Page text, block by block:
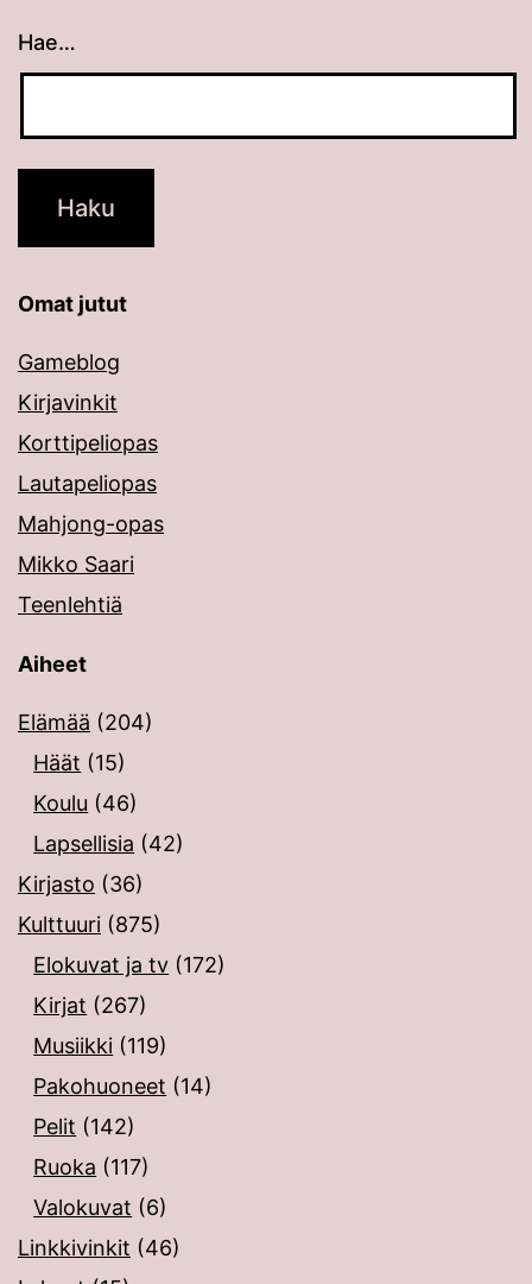
Hae…
Kun tuloksia tulee, voit selata niitä
Omat jutut
Gameblog
Kirjavinkit
Korttipeliopas
Lautapeliopas
Mahjong-opas
Mikko Saari
Teenlehtiä
Aiheet
Elämää (204)
Häät (15)
Koulu (46)
Lapsellisia (42)
Kirjasto (36)
Kulttuuri (875)
Elokuvat ja tv (172)
Kirjat (267)
Musiikki (119)
Pakohuoneet (14)
Pelit (142)
Ruoka (117)
Valokuvat (6)
Linkkivinkit (46)